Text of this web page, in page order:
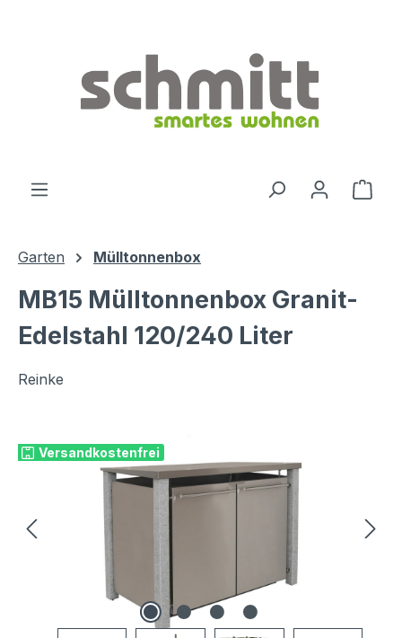
Garten Mülltonnenbox
MB15 Mülltonnenbox Granit-
Edelstahl 120/240 Liter
Reinke
Versandkostenfrei